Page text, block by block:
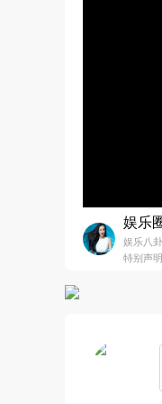
娱乐
娱乐八卦
特别声